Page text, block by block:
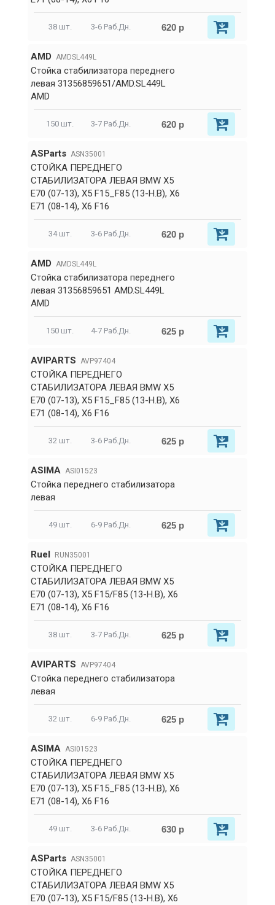
38 шт. 3-6 Раб.Дн. 620 р
AMD AMDSL449L
Стойка стабилизатора переднего
левая 31356859651/AMD.SL449L
AMD
150 шт. 3-7 Раб.Дн. 620 р
ASParts ASN35001
СТОЙКА ПЕРЕДНЕГО
СТАБИЛИЗАТОРА ЛЕВАЯ BMW X5
E70 (07-13), X5 F15_F85 (13-Н.В), X6
E71 (08-14), X6 F16
34 шт. 3-6 Раб.Дн. 620 р
AMD AMDSL449L
Стойка стабилизатора переднего
левая 31356859651 AMD.SL449L
AMD
150 шт. 4-7 Раб.Дн. 625 р
AVIPARTS AVP97404
СТОЙКА ПЕРЕДНЕГО
СТАБИЛИЗАТОРА ЛЕВАЯ BMW X5
E70 (07-13), X5 F15_F85 (13-Н.В), X6
E71 (08-14), X6 F16
32 шт. 3-6 Раб.Дн. 625 р
ASIMA ASI01523
Стойка переднего стабилизатора
левая
49 шт. 6-9 Раб.Дн. 625 р
RueI RUN35001
СТОЙКА ПЕРЕДНЕГО
СТАБИЛИЗАТОРА ЛЕВАЯ BMW X5
E70 (07-13), X5 F15/F85 (13-Н.В), X6
E71 (08-14), X6 F16
38 шт. 3-7 Раб.Дн. 625 р
AVIPARTS AVP97404
Стойка переднего стабилизатора
левая
32 шт. 6-9 Раб.Дн. 625 р
ASIMA ASI01523
СТОЙКА ПЕРЕДНЕГО
СТАБИЛИЗАТОРА ЛЕВАЯ BMW X5
E70 (07-13), X5 F15_F85 (13-Н.В), X6
E71 (08-14), X6 F16
49 шт. 3-6 Раб.Дн. 630 р
ASParts ASN35001
СТОЙКА ПЕРЕДНЕГО
СТАБИЛИЗАТОРА ЛЕВАЯ BMW X5
E70 (07-13), X5 F15/F85 (13-Н.В), X6